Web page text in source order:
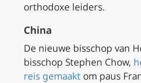
orthodoxe leiders.
China
De nieuwe bisschop van
bisschop Stephen Chow,
reis gemaakt om paus